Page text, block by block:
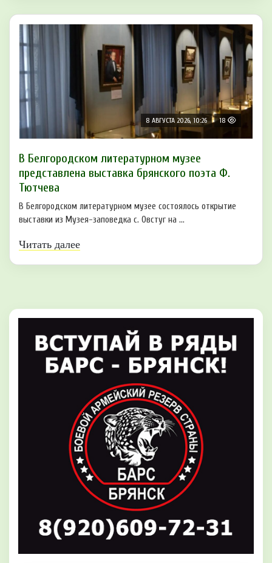
8 АВГУСТА 2026, 10:26 18
В Белгородском литературном музее
представлена выставка брянского поэта Ф.
Тютчева
В Белгородском литературном музее состоялось открытие
выставки из Музея-заповедка с. Овстуг на ...
Читать далее